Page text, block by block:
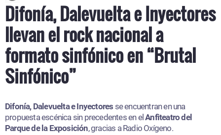
Difonía, Dalevuelta e Inyectores
llevan el rock nacional a
formato sinfónico en “Brutal
Sinfónico”
Difonía, Dalevuelta e Inyectores se encuentran en una
propuesta escénica sin precedentes en elAnfiteatro del
Parque de la Exposición, gracias a Radio Oxígeno.